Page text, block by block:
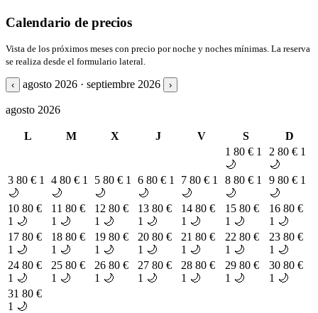
Calendario de precios
Vista de los próximos meses con precio por noche y noches mínimas. La reserva
se realiza desde el formulario lateral.
‹ agosto 2026 · septiembre 2026 ›
agosto 2026
L M X J V S
D
1 80 € 1
🌙
2 80 € 1
🌙
3 80 € 1
🌙
4 80 € 1
🌙
5 80 € 1
🌙
6 80 € 1
🌙
7 80 € 1
🌙
8 80 € 1
🌙
9 80 € 1
🌙
10 80 €
1 🌙
11 80 €
1 🌙
12 80 €
1 🌙
13 80 €
1 🌙
14 80 €
1 🌙
15 80 €
1 🌙
16 80 €
1 🌙
17 80 €
1 🌙
18 80 €
1 🌙
19 80 €
1 🌙
20 80 €
1 🌙
21 80 €
1 🌙
22 80 €
1 🌙
23 80 €
1 🌙
24 80 €
1 🌙
25 80 €
1 🌙
26 80 €
1 🌙
27 80 €
1 🌙
28 80 €
1 🌙
29 80 €
1 🌙
30 80 €
1 🌙
31 80 €
1 🌙